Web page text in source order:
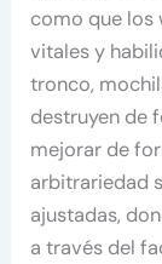
como que los
vitales y
tronco,
destruyen de
mejorar de
arbitrariedad
ajustadas,
a través del